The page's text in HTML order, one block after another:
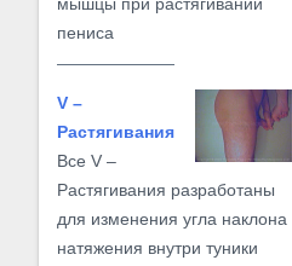
мышцы при растягивании
пениса
V –
Растягивания
Все V –
Растягивания разработаны
для изменения угла наклона
натяжения внутри туники